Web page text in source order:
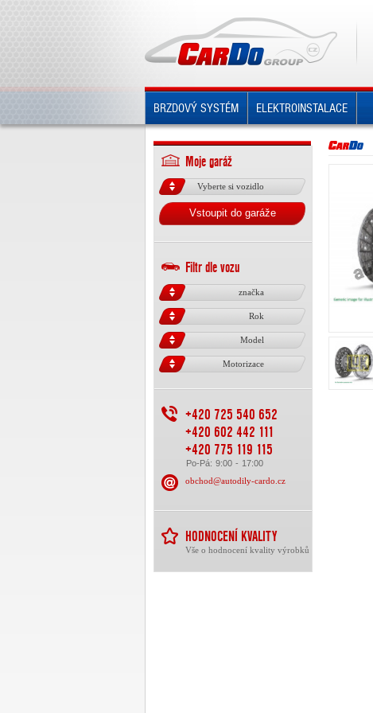
BRZDOVÝ SYSTÉM ELEKTROINSTALACE
Moje garáž
Vyberte si vozidlo
Vstoupit do garáže
Filtr dle vozu
značka
Rok
Model
Motorizace
+420 725 540 652
+420 602 442 111
+420 775 119 115
Po-Pá: 9:00 - 17:00
obchod@autodily-cardo.cz
HODNOCENÍ KVALITY
Vše o hodnocení kvality výrobků